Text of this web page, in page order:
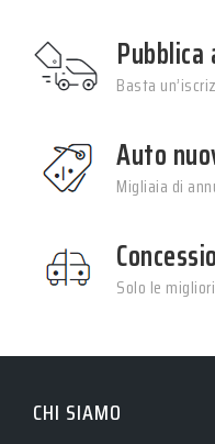
Pubblica
Basta
Auto
Migliaia di
Solo le
CHI SIAMO